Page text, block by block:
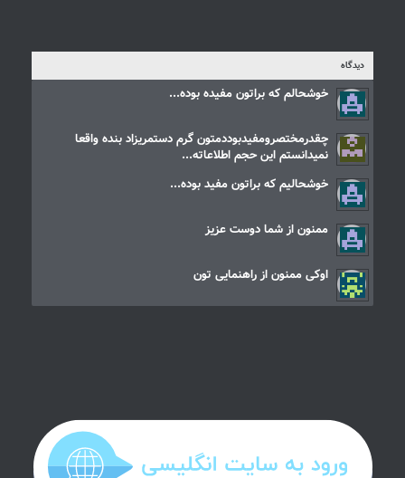
دیدگاه
خوشحالم که براتون مفیده بوده...
چقدرمختصرومفیدبوددمتون گرم دستمریزاد بنده واقعا
نمیدانستم این حجم اطلاعاته...
خوشحالیم که براتون مفید بوده...
ممنون از شما دوست عزیز
اوکی ممنون از راهنمایی تون